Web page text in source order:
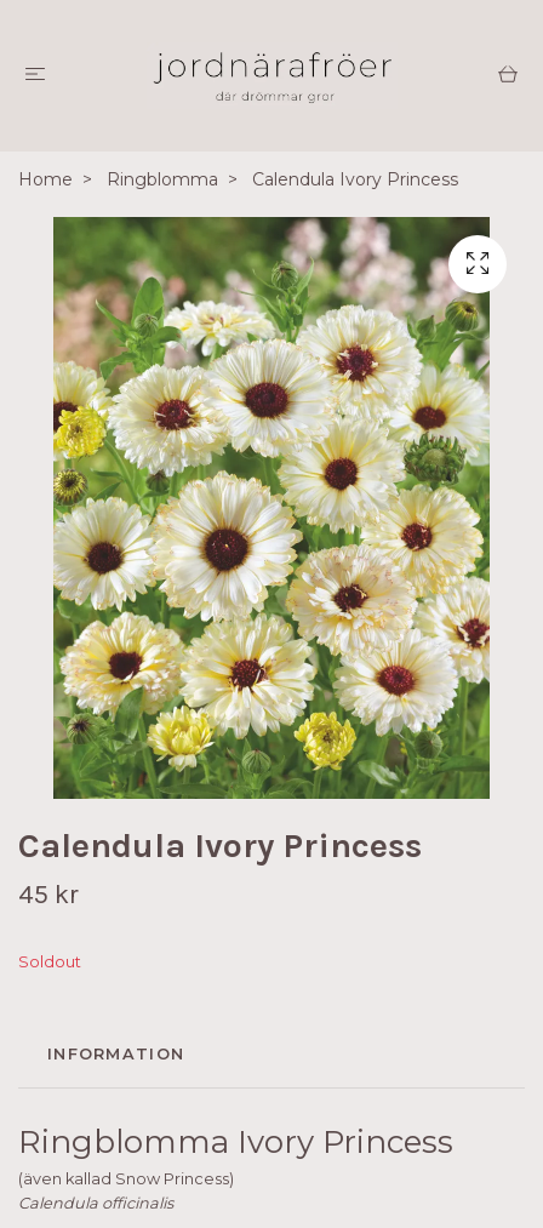
Home Ringblomma Calendula Ivory Princess
Calendula Ivory Princess
45 kr
Soldout
INFORMATION
Ringblomma Ivory Princess
(även kallad Snow Princess)
Calendula officinalis